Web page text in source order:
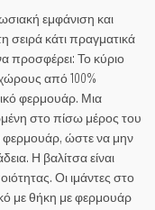
εμφάνιση και
σειρά κάτι πραγματικά
προσφέρει: Το κύριο
από 100%
φερμουάρ. Μια
στο πίσω μέρος του
φερμουάρ, ώστε να μην
Η βαλίτσα είναι
Οι ιμάντες στο
με θήκη με φερμουάρ